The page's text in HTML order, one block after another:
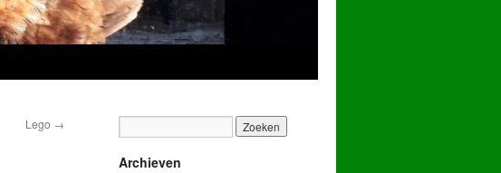
Lego →
Archieven